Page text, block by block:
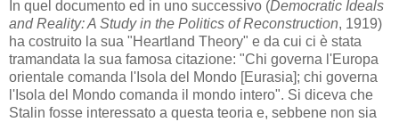
In quel documento ed in uno successivo (Democratic Ideals
and Reality: A Study in the Politics of Reconstruction, 1919)
ha costruito la sua "Heartland Theory" e da cui ci è stata
tramandata la sua famosa citazione: "Chi governa l'Europa
orientale comanda l'Isola del Mondo [Eurasia]; chi governa
l'Isola del Mondo comanda il mondo intero". Si diceva che
Stalin fosse interessato a questa teoria e, sebbene non sia